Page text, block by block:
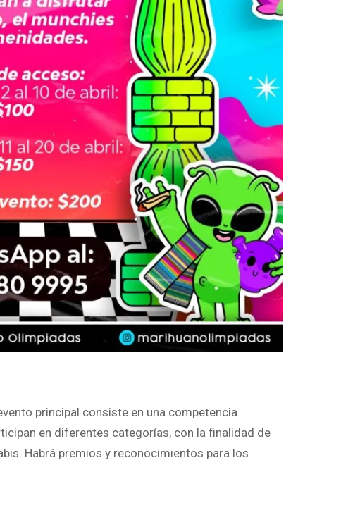
principal consiste en una competencia
en diferentes categorías, con la finalidad de
Habrá premios y reconocimientos para los